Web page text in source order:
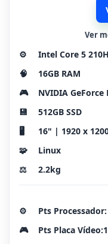
Ver
⚙️
Intel Core 5 210H
🧠
16GB RAM
🎮
NVIDIA GeForce
💾
512GB SSD
🖥️
16" | 1920 x
🧩
Linux
⚖️
2.2kg
⚙️
Pts
🎮
Pts Placa